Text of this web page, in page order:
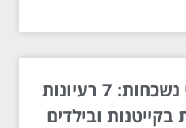
יצירת חוויות בלתי נשכחות: 7 רעיונות
ובילדים